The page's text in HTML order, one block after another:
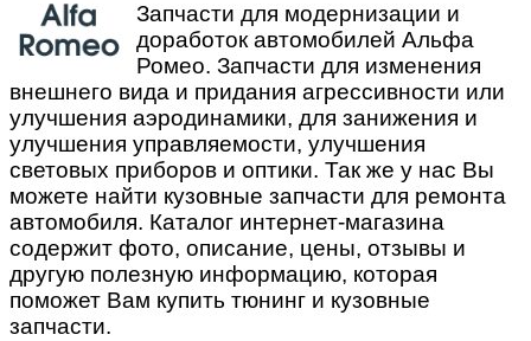
Запчасти для модернизации и
доработок автомобилей Альфа
Ромео. Запчасти для изменения
внешнего вида и придания агрессивности или
улучшения аэродинамики, для занижения и
улучшения управляемости, улучшения
световых приборов и оптики. Так же у нас Вы
можете найти кузовные запчасти для ремонта
автомобиля. Каталог интернет-магазина
содержит фото, описание, цены, отзывы и
другую полезную информацию, которая
поможет Вам купить тюнинг и кузовные
запчасти.